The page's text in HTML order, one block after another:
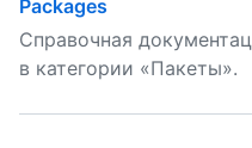
Packages
Справочная
в категории «Пакеты».